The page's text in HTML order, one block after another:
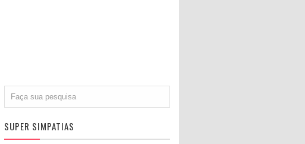
SUPER SIMPATIAS